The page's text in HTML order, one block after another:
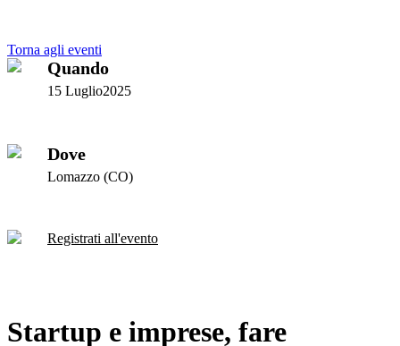
Torna agli eventi
Startup e imprese, fare
Quando
15 Luglio2025
Dove
Lomazzo (CO)
Registrati all'evento